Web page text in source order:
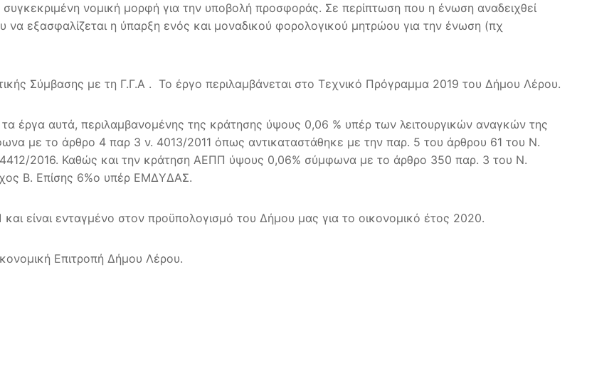
συγκεκριμένη νομική μορφή για την υποβολή προσφοράς. Σε περίπτωση που η ένωση αναδειχθεί
να εξασφαλίζεται η ύπαρξη ενός και μοναδικού φορολογικού μητρώου για την ένωση (πχ
Σύμβασης με τη Γ.Γ.Α . Το έργο περιλαμβάνεται στο Τεχνικό Πρόγραμμα 2019 του Δήμου Λέρου.
τα έργα αυτά, περιλαμβανομένης της κράτησης ύψους 0,06 % υπέρ των λειτουργικών αναγκών της
με το άρθρο 4 παρ 3 ν. 4013/2011 όπως αντικαταστάθηκε με την παρ. 5 του άρθρου 61 του Ν.
2016. Καθώς και την κράτηση ΑΕΠΠ ύψους 0,06% σύμφωνα με το άρθρο 350 παρ. 3 του Ν.
Β. Επίσης 6%ο υπέρ ΕΜΔΥΔΑΣ.
και είναι ενταγμένο στον προϋπολογισμό του Δήμου μας για το οικονομικό έτος 2020.
Επιτροπή Δήμου Λέρου.